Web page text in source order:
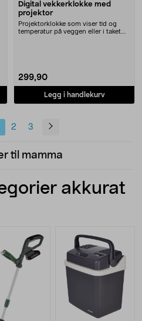
Digital vekkerklokke med
projektor
Projektorklokke som viser tid og
temperatur på veggen eller i taket.
299,90
Legg i handlekurv
2 3
til mamma
akkurat